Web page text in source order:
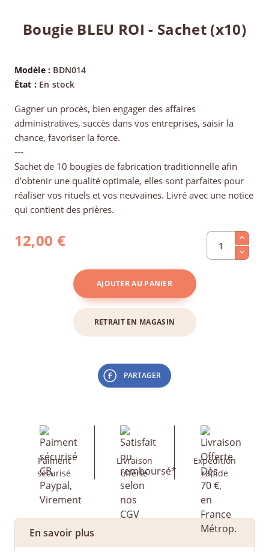
Bougie BLEU ROI - Sachet (x10)
Modèle : BDN014
État : En stock
Gagner un procès, bien engager des affaires
administratives, succès dans vos entreprises, saisir la
chance, favoriser la force.
---
Sachet de 10 bougies de fabrication traditionnelle afin
d’obtenir une qualité optimale, elles sont parfaites pour
réaliser vos rituels et vos neuvaines. Livré avec une notice
qui contient des prières.
12,00 €
AJOUTER AU PANIER
RETRAIT EN MAGASIN
PARTAGER
Paiment
sécurisé
Livraison
offerte
Expédition
rapide
En savoir plus